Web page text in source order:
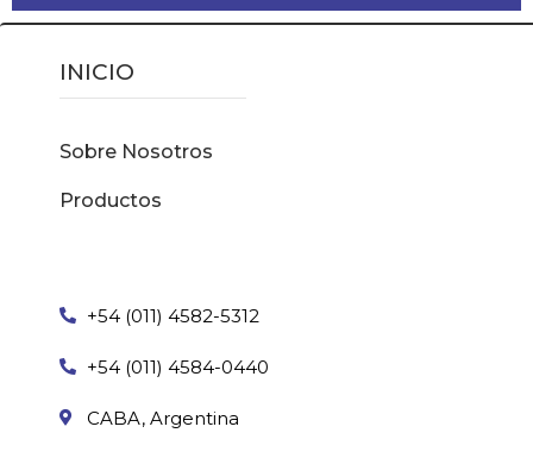
INICIO
Sobre Nosotros
Productos
+54 (011) 4582-5312
+54 (011) 4584-0440
CABA, Argentina